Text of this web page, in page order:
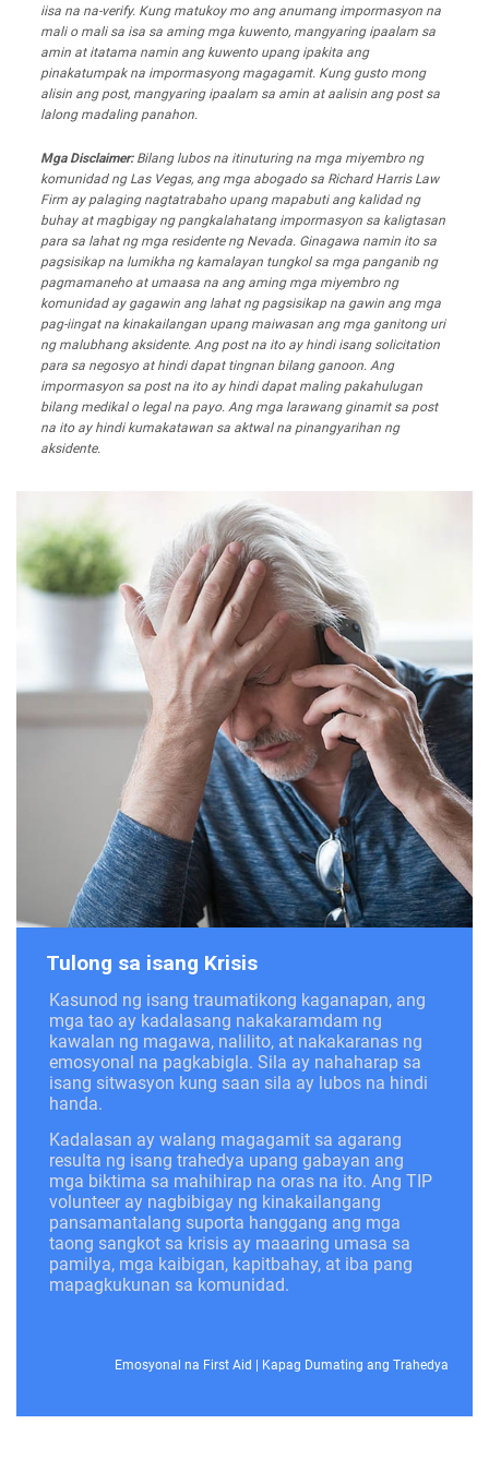
iisa na na-verify. Kung matukoy mo ang anumang impormasyon na
mali o mali sa isa sa aming mga kuwento, mangyaring ipaalam sa
amin at itatama namin ang kuwento upang ipakita ang
pinakatumpak na impormasyong magagamit. Kung gusto mong
alisin ang post, mangyaring ipaalam sa amin at aalisin ang post sa
lalong madaling panahon.
Mga Disclaimer:Bilang lubos na itinuturing na mga miyembro ng
komunidad ng Las Vegas, ang mga abogado sa Richard Harris Law
Firm ay palaging nagtatrabaho upang mapabuti ang kalidad ng
buhay at magbigay ng pangkalahatang impormasyon sa kaligtasan
para sa lahat ng mga residente ng Nevada. Ginagawa namin ito sa
pagsisikap na lumikha ng kamalayan tungkol sa mga panganib ng
pagmamaneho at umaasa na ang aming mga miyembro ng
komunidad ay gagawin ang lahat ng pagsisikap na gawin ang mga
pag-iingat na kinakailangan upang maiwasan ang mga ganitong uri
ng malubhang aksidente. Ang post na ito ay hindi isang solicitation
para sa negosyo at hindi dapat tingnan bilang ganoon. Ang
impormasyon sa post na ito ay hindi dapat maling pakahulugan
bilang medikal o legal na payo. Ang mga larawang ginamit sa post
na ito ay hindi kumakatawan sa aktwal na pinangyarihan ng
aksidente.
Tulong sa isang Krisis
Kasunod ng isang traumatikong kaganapan, ang
mga tao ay kadalasang nakakaramdam ng
kawalan ng magawa, nalilito, at nakakaranas ng
emosyonal na pagkabigla. Sila ay nahaharap sa
isang sitwasyon kung saan sila ay lubos na hindi
handa.
Kadalasan ay walang magagamit sa agarang
resulta ng isang trahedya upang gabayan ang
mga biktima sa mahihirap na oras na ito. Ang TIP
volunteer ay nagbibigay ng kinakailangang
pansamantalang suporta hanggang ang mga
taong sangkot sa krisis ay maaaring umasa sa
pamilya, mga kaibigan, kapitbahay, at iba pang
mapagkukunan sa komunidad.
Emosyonal na First Aid Kapag Dumating ang Trahedya